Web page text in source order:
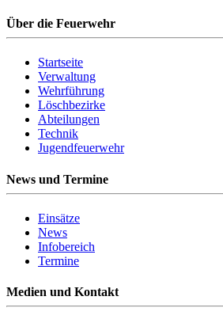
Über die Feuerwehr
Startseite
Verwaltung
Wehrführung
Löschbezirke
Abteilungen
Technik
Jugendfeuerwehr
News und Termine
Einsätze
News
Infobereich
Termine
Medien und Kontakt